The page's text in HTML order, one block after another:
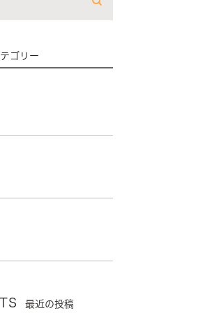
ゴリー
最近の投稿